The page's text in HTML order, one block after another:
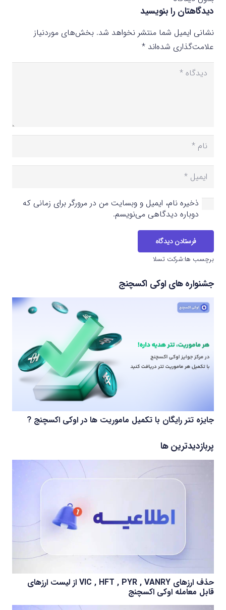
دیدگاهتان را بنویسید
نشانی ایمیل شما منتشر نخواهد شد. بخش‌های موردنیاز
علامت‌گذاری شده‌اند *
ذخیره نام، ایمیل و وبسایت من در مرورگر برای زمانی که
دوباره دیدگاهی می‌نویسم.
فرستادن دیدگاه
برچسب ها:شرکت تسلا
جشنواره های اوکی اکسچنج
جایزه تتر رایگان با تکمیل ماموریت ها در اوکی اکسچنج ?
پربازدیدترین ها
حذف ارزهای VIC , HFT , PYR , VANRY از لیست ارزهای
قابل معامله اوکی اکسچنج